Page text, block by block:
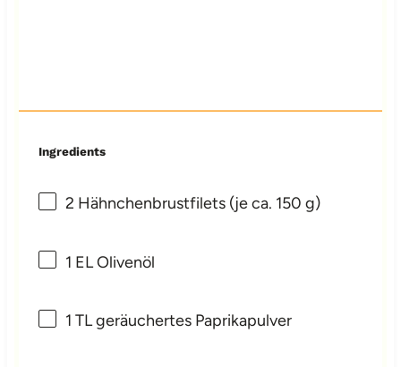
Ingredients
2 Hähnchenbrustfilets (je ca. 150 g)
1 EL Olivenöl
1 TL geräuchertes Paprikapulver